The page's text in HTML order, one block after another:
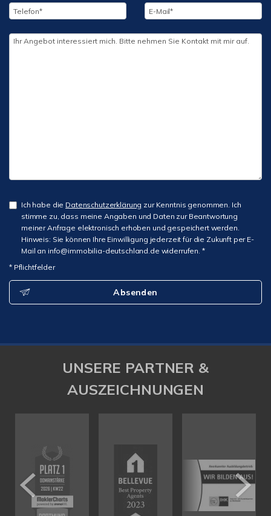
Ich habe die Datenschutzerklärung zur Kenntnis genommen. Ich
stimme zu, dass meine Angaben und Daten zur Beantwortung
meiner Anfrage elektronisch erhoben und gespeichert werden.
Hinweis: Sie können Ihre Einwilligung jederzeit für die Zukunft per E-
Mail an info@immobilia-deutschland.de widerrufen. *
* Pflichtfelder
Absenden
UNSERE PARTNER &
AUSZEICHNUNGEN